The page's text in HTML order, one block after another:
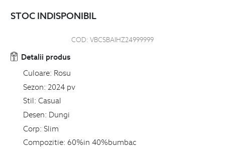
STOC INDISPONIBIL
COD: VBCSBAIHZ24999999
Detalii produs
Culoare: Rosu
Sezon: 2024 pv
Stil: Casual
Desen: Dungi
Corp: Slim
Compozitie: 60%in 40%bumbac